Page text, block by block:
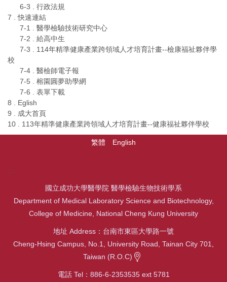
6-3 . 行政法規
7 . 快速連結
7-1 . 醫學檢驗技術研究中心
7-2 . 給高中生
7-3 . 114年精準健康產業跨領域人才培育計畫--檢康福祉夥伴學
校
7-4 . 醫檢師電子報
7-5 . 榕園圓夢助學網
7-6 . 表單下載
8 . Eglish
9 . 成大首頁
10 . 113年精準健康產業跨領域人才培育計畫--健康福祉夥伴學校
繁體 English
:::
國立成功大學醫學院 醫學檢驗生物技術學系
Department of Medical Laboratory Science and Biotechnology,
College of Medicine, National Cheng Kung University
地址 Address：台南市東區大學路一號
Cheng-Hsing Campus, No.1, University Road, Tainan City 701,
Taiwan (R.O.C)
電話 Tel：886-6-2353535 ext 5781